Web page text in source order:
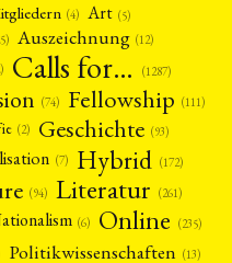
(4) Art (5)
Auszeichnung (12)
Calls for… (1287)
(74) Fellowship (111)
(2) Geschichte (93)
(7) Hybrid (172)
(94) Literatur (261)
(6) Online (235)
Politikwissenschaften (13)